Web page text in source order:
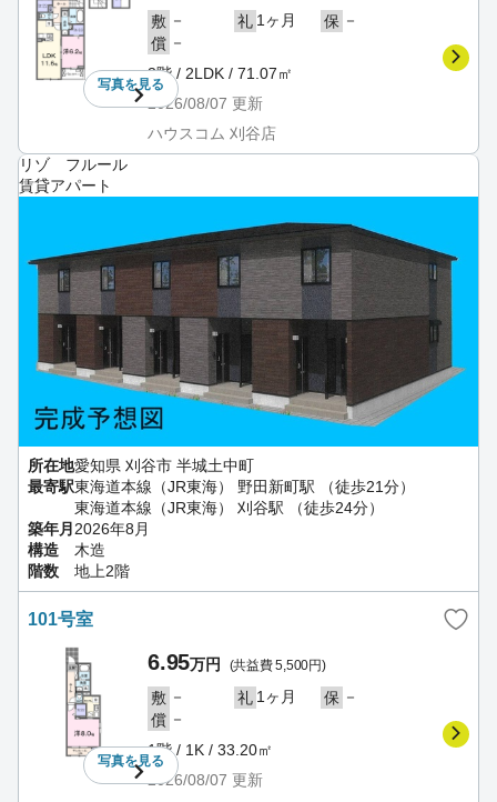
写真を見る
敷 － 礼 1ヶ月 保 －
償 －
3階 / 2LDK / 71.07㎡
2026/08/07 更新
ハウスコム 刈谷店
リゾ フルール
賃貸アパート
所在地愛知県 刈谷市 半城土中町
最寄駅東海道本線（JR東海） 野田新町駅 （徒歩21分）
東海道本線（JR東海） 刈谷駅 （徒歩24分）
築年月 2026年8月
構造
木造
階数
地上2階
101号室
写真を見る
6.95万円 (共益費 5,500円)
敷 － 礼 1ヶ月 保 －
償 －
1階 / 1K / 33.20㎡
2026/08/07 更新